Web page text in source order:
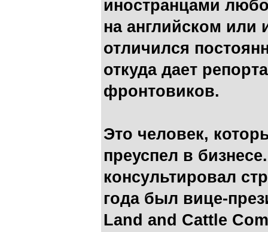
иностранцами
на английском или
отличился
откуда дает
фронтовиков.
Это человек,
преуспел в
консультировал
года был вице-
Land and Cattle